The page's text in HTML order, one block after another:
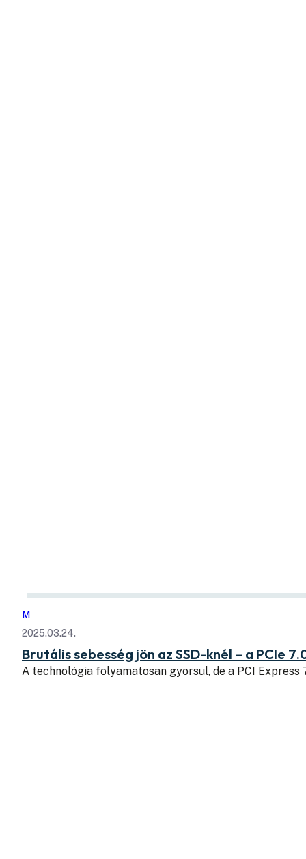
M
2025.03.24.
Brutális sebesség jön az SSD-knél – a PCIe
A technológia folyamatosan gyorsul, de a PCI Express